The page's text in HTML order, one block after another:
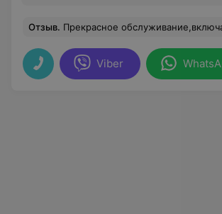
Отзыв. Прекрасное обслуживание,включая все. Тут и замечательная территория, интересная в любое время года, прекрасный персонал
Viber